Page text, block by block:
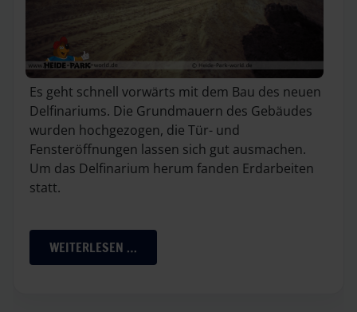
Es geht schnell vorwärts mit dem Bau des neuen
Delfinariums. Die Grundmauern des Gebäudes
wurden hochgezogen, die Tür- und
Fensteröffnungen lassen sich gut ausmachen.
Um das Delfinarium herum fanden Erdarbeiten
statt.
WEITERLESEN …